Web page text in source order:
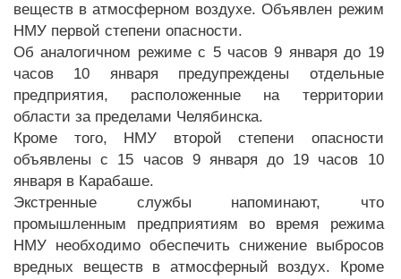
веществ в атмосферном воздухе. Объявлен режим
НМУ первой степени опасности.
Об аналогичном режиме с 5 часов 9 января до 19
часов 10 января предупреждены отдельные
предприятия, расположенные на территории
области за пределами Челябинска.
Кроме того, НМУ второй степени опасности
объявлены с 15 часов 9 января до 19 часов 10
января в Карабаше.
Экстренные службы напоминают, что
промышленным предприятиям во время режима
НМУ необходимо обеспечить снижение выбросов
вредных веществ в атмосферный воздух. Кроме